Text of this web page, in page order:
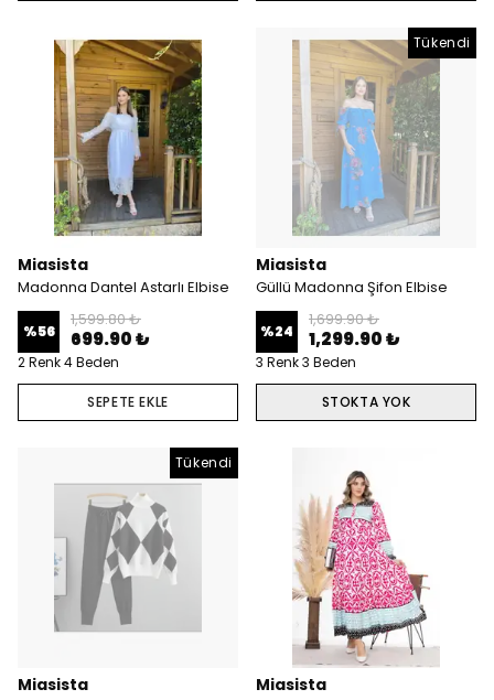
Miasista
Madonna Dantel Astarlı Elbise
%56
1,599.80 ₺
699.90 ₺
2 Renk 4 Beden
SEPETE EKLE
Tükendi
Miasista
Güllü Madonna Şifon Elbise
%24
1,699.90 ₺
1,299.90 ₺
3 Renk 3 Beden
STOKTA YOK
Tükendi
Miasista Miasista